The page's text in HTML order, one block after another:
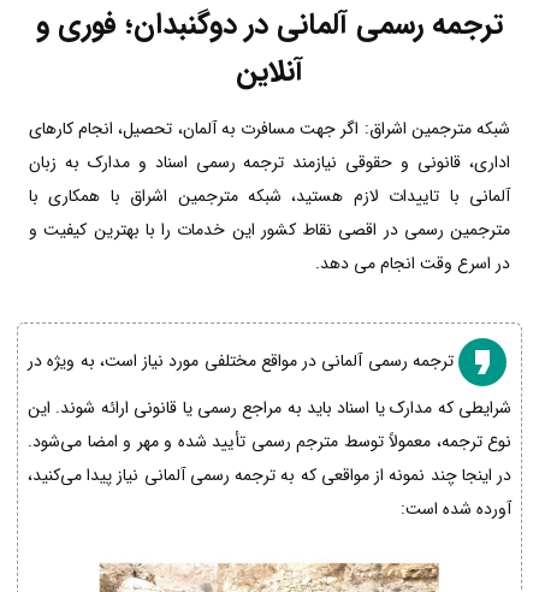
ترجمه رسمی آلمانی در دوگنبدان؛ فوری و
آنلاین
شبکه مترجمین اشراق: اگر جهت مسافرت به آلمان، تحصیل، انجام کارهای
اداری، قانونی و حقوقی نیازمند ترجمه رسمی اسناد و مدارک به زبان
آلمانی با تاییدات لازم هستید، شبکه مترجمین اشراق با همکاری با
مترجمین رسمی در اقصی نقاط کشور این خدمات را با بهترین کیفیت و
در اسرع وقت انجام می دهد.
ترجمه رسمی آلمانی در مواقع مختلفی مورد نیاز است، به ویژه در
شرایطی که مدارک یا اسناد باید به مراجع رسمی یا قانونی ارائه شوند. این
نوع ترجمه، معمولاً توسط مترجم رسمی تأیید شده و مهر و امضا می‌شود.
در اینجا چند نمونه از مواقعی که به ترجمه رسمی آلمانی نیاز پیدا می‌کنید،
آورده شده است: